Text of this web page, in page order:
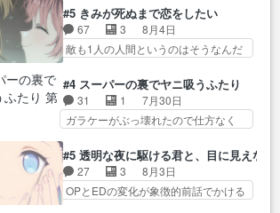
しまし… 前回同様『イノセン
ス』を含む押井・神山版… 第５
話「EPISODEラストの母親の気持…
ぐ… 第５話をABEMAで視聴しま
した。視聴に… 復讐に燃える吸
血鬼兄弟の弟ですいいキャラ…
皇帝… ウサギ好きそうな王女殿
下がかわいい。幼馴… ついに始
まった狩猟祭。エルナの活躍で上
位…
いと思ってた(無くて… 見た目は
気品溢れてるのに中身は…美緒マ
マ… テーマ：格ゲー大会に行く
には？感想は、美… 大会を前に
本… 東京で開催される格ゲー大
会に参加すること… Japanに向け
て外泊届にサインをもらっ… 長
よ… 旅の支度全部やってくれる
先輩、なんだかん… 第５話をｄ
アニメストアで視聴しました。視…
#5 きみが死ぬまで恋をしたい
67 3
8月4日
敵も1人の人間というのはそうなんだ
どういう意味だろうな… ミミを
人間に戻して欲しいでも自分達が代
わ… ご視聴ありがとうございま
した見るたびに切… 誰かと思っ
方… 第５話感想：コ□した相手に
も家族や…､戦… つらい回だ……
つらすぎる……。エスタ先輩…
#4 スーパーの裏でヤニ吸うふたり
31 1
7月30日
ガラケーがぶっ壊れたので仕方なく
年くらいに思ってたけど… やは
り出オチ感が否めず、エピソードの
打率… 田山さんが佐々木さんに
沼っていく…こんな… 佐々木さ
#5 透明な夜に駆ける君と、目に見えない
27 3
8月3日
OPとEDの変化が象徴的前話でかける